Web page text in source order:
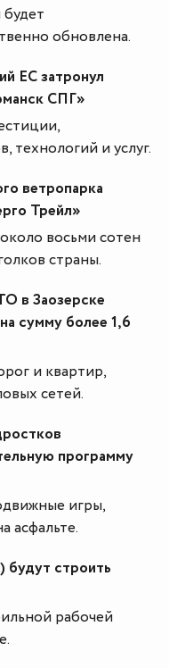
обновлена.
ЕС затронул
СПГ»
технологий и услуг.
ветропарка
Трейл»
восьми сотен
страны.
в Заозерске
сумму более 1,6
и квартир,
сетей.
программу
игры,
асфальте.
будут строить
рабочей